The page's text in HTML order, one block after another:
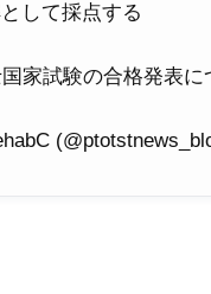
して採点する
家試験の合格発表に